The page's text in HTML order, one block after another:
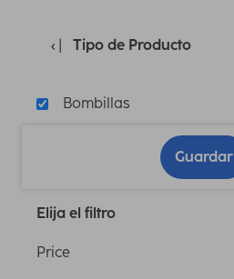
Tipo de Producto
Bombillas
Guardar
Elija el filtro
Price